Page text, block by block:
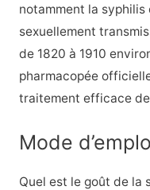
notamment la syphilis
sexuellement
de 1820 à 1910
pharmacopée
traitement efficace
Mode
Quel est le goût de la